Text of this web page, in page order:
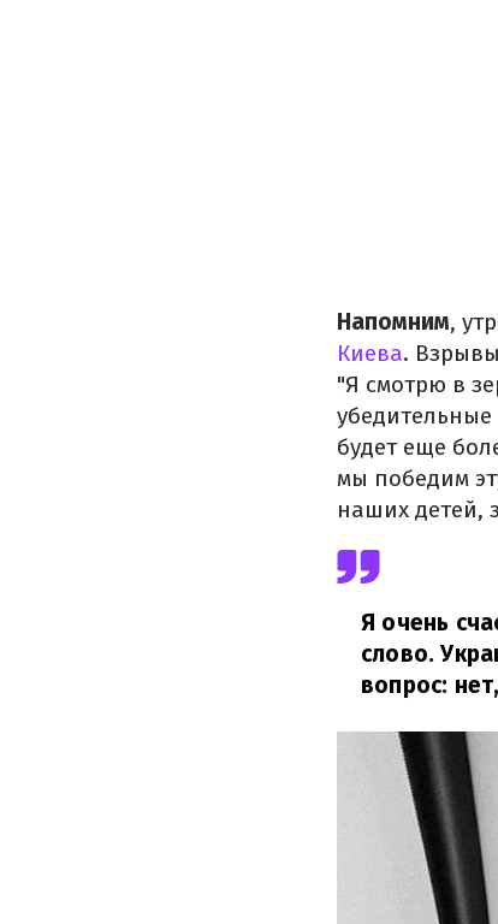
Напомним,
Киева.
"Я смотрю в
будет еще
мы победим
наших детей,
Я очень
слово.
вопрос: